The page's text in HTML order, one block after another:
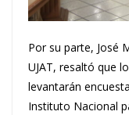
Por su parte, José
UJAT, resaltó que
levantarán
Instituto Nacional